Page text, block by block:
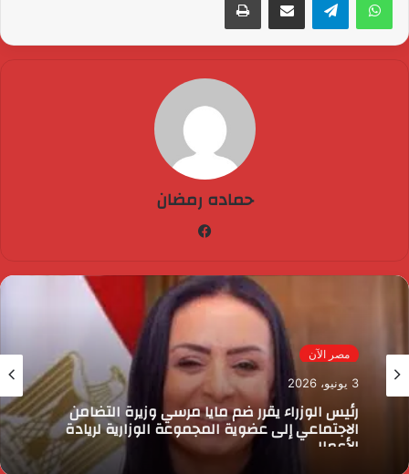
حماده رمضان
مصر الآن
3 يونيو، 2026
رئيس الوزراء يقرر ضم مايا مرسي وزيرة التضامن
الاجتماعي إلى عضوية المجموعة الوزارية لريادة
الأعمال